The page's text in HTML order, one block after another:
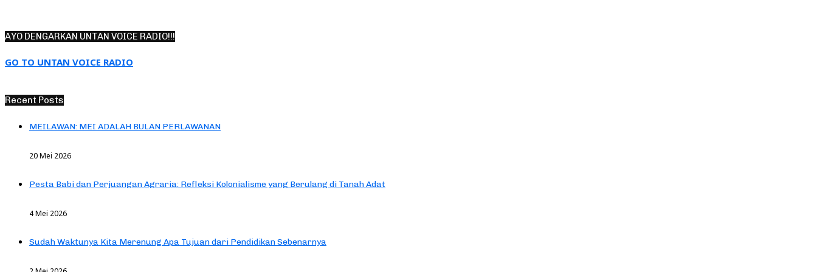
AYO DENGARKAN UNTAN VOICE RADIO!!!
GO TO UNTAN VOICE RADIO
Recent Posts
MEILAWAN: MEI ADALAH BULAN PERLAWANAN
20 Mei 2026
Pesta Babi dan Perjuangan Agraria: Refleksi Kolonialisme yang Berulang di Tanah Adat
4 Mei 2026
Sudah Waktunya Kita Merenung Apa Tujuan dari Pendidikan Sebenarnya